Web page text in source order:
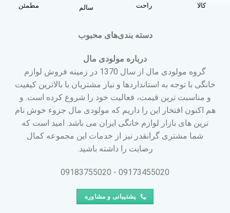
کالا
راحت
سالم
مطمئن
دسته بندی‌های محبوب
درباره مولودی مال
گروه مولودی مال از سال 1370 در زمینه فروش لوازم
خانگی با توجه به استانداردها و نیاز مشتریان با بالاترین کیفیت
و مناسبت ترین قیمت، فعالیت خود را شروع کرده است. و
هم اکنون افتخار این را داریم که مولودی مال جزوء خوش نام
ترین های بازار لوازم خانگی ایران می باشد. امید است که
شما مشتری گرانقدر نیز از خدمات این مجموعه کمال
رضایت را داشته باشید.
09173455020 - 09183755020
پشتیبانی و مشاوره